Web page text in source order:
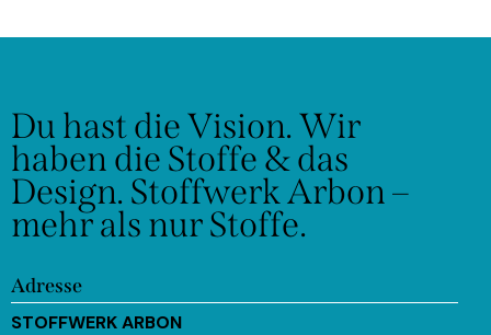
Du hast die Vision.Wir
haben die Stoffe & das
Design. Stoffwerk Arbon –
mehr als nur Stoffe.
Adresse
STOFFWERK ARBON